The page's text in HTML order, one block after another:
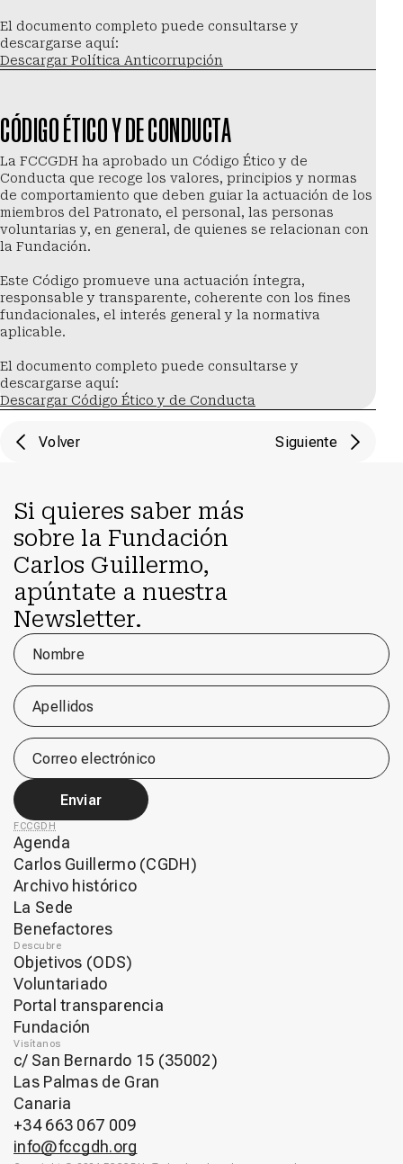
El documento completo puede consultarse y
descargarse aquí:
Descargar Política Anticorrupción
CÓDIGO ÉTICO Y DE CONDUCTA
La FCCGDH ha aprobado un Código Ético y de
Conducta que recoge los valores, principios y normas
de comportamiento que deben guiar la actuación de los
miembros del Patronato, el personal, las personas
voluntarias y, en general, de quienes se relacionan con
la Fundación.
Este Código promueve una actuación íntegra,
responsable y transparente, coherente con los fines
fundacionales, el interés general y la normativa
aplicable.
El documento completo puede consultarse y
descargarse aquí:
Descargar Código Ético y de Conducta
Volver Siguiente
Si quieres saber más
sobre la Fundación
Carlos Guillermo,
apúntate a nuestra
Newsletter.
Nombre
Apellidos
Correo electrónico
Enviar
FCCGDH
Agenda
Carlos Guillermo (CGDH)
Archivo histórico
La Sede
Benefactores
Descubre
Objetivos (ODS)
Voluntariado
Portal transparencia
Fundación
Visítanos
c/ San Bernardo 15 (35002)
Las Palmas de Gran
Canaria
+34 663 067 009
info@fccgdh.org